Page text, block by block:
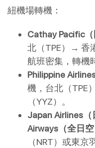
紐機場轉機：
Cathay Pacific（
北（TPE）→ 香
航班密集，轉機
Philippine
機，台北（TPE
（YYZ）。
Japan Airlines（
Airways（全日空
（NRT）或東京